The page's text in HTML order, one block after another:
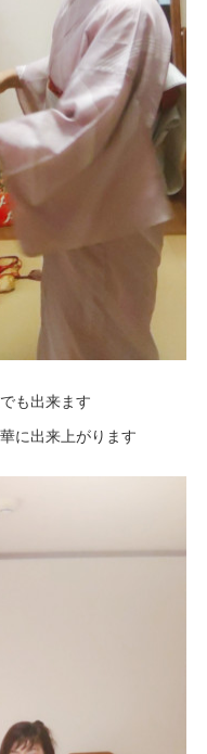
も出来ます
に出来上がります